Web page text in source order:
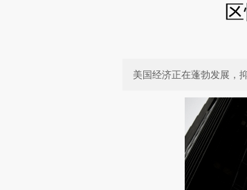
美国经济正在蓬勃发展，